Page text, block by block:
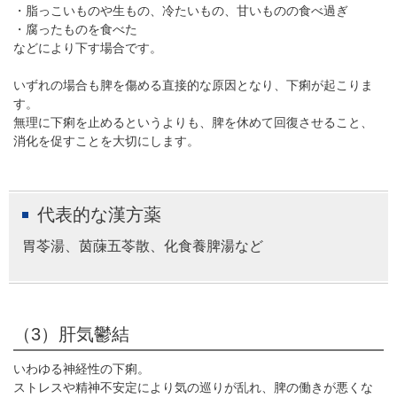
・脂っこいものや生もの、冷たいもの、甘いものの食べ過ぎ
・腐ったものを食べた
などにより下す場合です。
いずれの場合も脾を傷める直接的な原因となり、下痢が起こりま
す。
無理に下痢を止めるというよりも、脾を休めて回復させること、
消化を促すことを大切にします。
代表的な漢方薬
胃苓湯、茵蔯五苓散、化食養脾湯など
（3）肝気鬱結
いわゆる神経性の下痢。
ストレスや精神不安定により気の巡りが乱れ、脾の働きが悪くな